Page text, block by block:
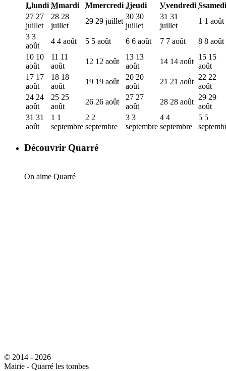
Llundi Mmardi Mmercredi Jjeudi Vvendredi Ssamedi
27 27
juillet
28 28
juillet
29 29 juillet
30 30
juillet
31 31
juillet
1 1 août
3 3
août
4 4 août 5 5 août 6 6 août 7 7 août 8 8 août
10 10
août
11 11
août
12 12 août
13 13
août
14 14 août
15 15
août
17 17
août
18 18
août
19 19 août
20 20
août
21 21 août
22 22
août
24 24
août
25 25
août
26 26 août
27 27
août
28 28 août
29 29
août
31 31
août
1 1
septembre
2 2
septembre
3 3
septembre
4 4
septembre
5 5
Découvrir Quarré
On aime Quarré
© 2014 - 2026
Mairie - Quarré les tombes